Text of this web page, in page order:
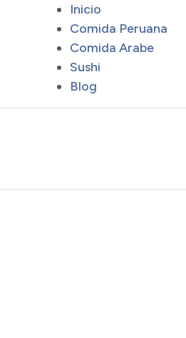
Inicio
Comida Peruana
Comida Arabe
Sushi
Blog